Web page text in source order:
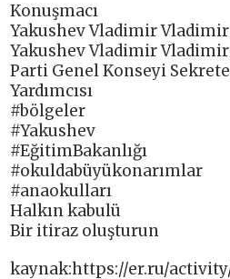
Konuşmacı
Yakushev Vladimir
Yakushev Vladimir
Parti Genel Konseyi
Yardımcısı
#bölgeler
#Yakushev
#EğitimBakanlığı
#okuldabüyükonarımlar
#anaokulları
Halkın kabulü
Bir itiraz oluşturun
kaynak:https://er.ru/